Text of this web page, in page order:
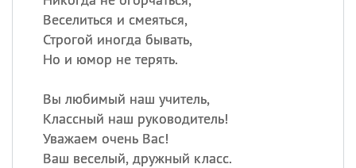
Веселиться и смеяться,
Строгой иногда бывать,
Но и юмор не терять.
Вы любимый наш учитель,
Классный наш руководитель!
Уважаем очень Вас!
Ваш веселый, дружный класс.